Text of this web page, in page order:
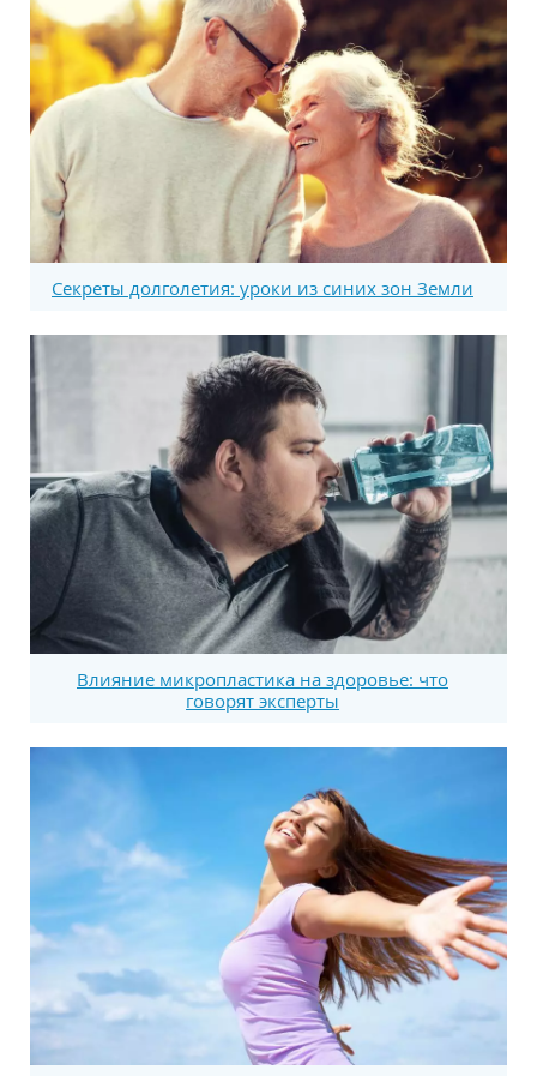
Секреты долголетия: уроки из синих зон Земли
Влияние микропластика на здоровье: что
говорят эксперты